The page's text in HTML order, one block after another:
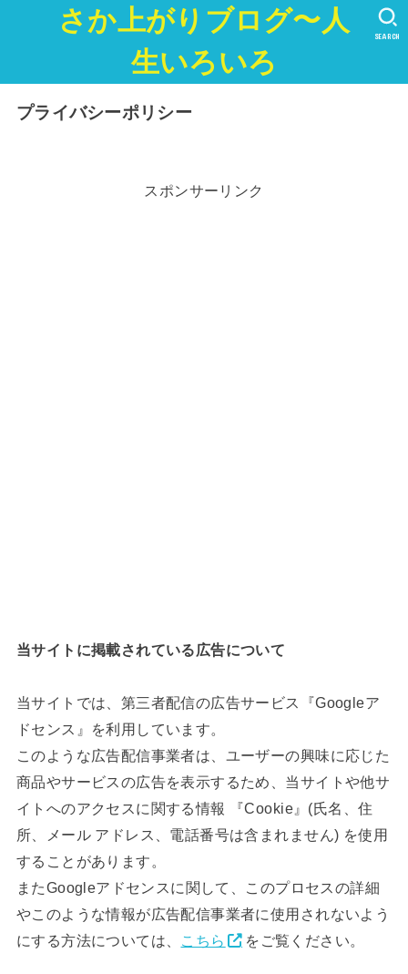
さか上がりブログ〜人
生いろいろ
SEARCH
プライバシーポリシー
スポンサーリンク
当サイトに掲載されている広告について
当サイトでは、第三者配信の広告サービス『Googleア
ドセンス』を利用しています。
このような広告配信事業者は、ユーザーの興味に応じた
商品やサービスの広告を表示するため、当サイトや他サ
イトへのアクセスに関する情報 『Cookie』(氏名、住
所、メール アドレス、電話番号は含まれません) を使用
することがあります。
またGoogleアドセンスに関して、このプロセスの詳細
やこのような情報が広告配信事業者に使用されないよう
にする方法については、 こちら をご覧ください。